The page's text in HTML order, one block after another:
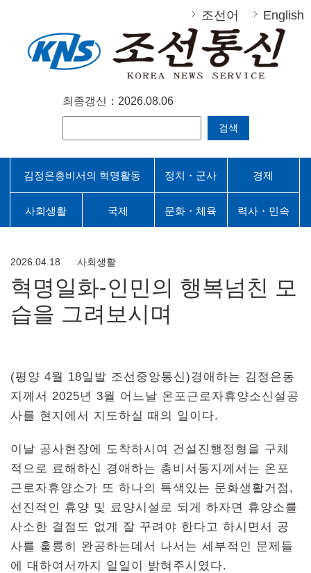
조선어 English
최종갱신：2026.08.06
검색
김정은총비서의 혁명활동 정치・군사 경제
사회생활 국제 문화・체육 력사・민속
2026.04.18 사회생활
혁명일화-인민의 행복넘친 모
습을 그려보시며
(평양 4월 18일발 조선중앙통신)경애하는 김정은동
지께서 2025년 3월 어느날 온포근로자휴양소신설공
사를 현지에서 지도하실 때의 일이다.
이날 공사현장에 도착하시여 건설진행정형을 구체
적으로 료해하신 경애하는 총비서동지께서는 온포
근로자휴양소가 또 하나의 특색있는 문화생활거점,
선진적인 휴양 및 료양시설로 되게 하자면 휴양소를
사소한 결점도 없게 잘 꾸려야 한다고 하시면서 공
사를 훌륭히 완공하는데서 나서는 세부적인 문제들
에 대하여서까지 일일이 밝혀주시였다.